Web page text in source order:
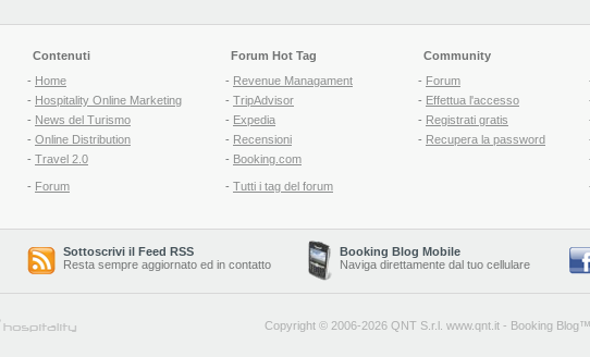
Contenuti
- Home
- Hospitality Online Marketing
- News del Turismo
- Online Distribution
- Travel 2.0
- Forum
Forum Hot Tag
- Revenue Managament
- TripAdvisor
- Expedia
- Recensioni
- Booking.com
- Tutti i tag del forum
Community
- Forum
- Effettua l'accesso
- Registrati gratis
- Recupera la password
Sottoscrivi il Feed RSS
Resta sempre aggiornato ed in contatto
Booking Blog Mobile
Naviga direttamente dal tuo cellulare
Copyright © 2006-2026 QNT S.r.l. www.qnt.it - Booking Blog